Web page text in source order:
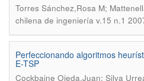
Torres Sánchez,Rosa M;
chilena de ingeniería v.15 n.1
Perfeccionando algoritmos
E-TSP
Cockbaine Ojeda,Juan; Silva